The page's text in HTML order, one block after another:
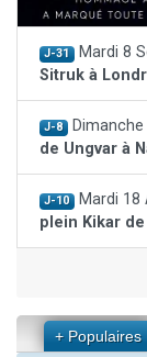
J-31 Mardi 8
Sitruk à
J-8 Dimanche
de Ungvar à
J-10 Mardi 18
plein Kikar de
+ Populaires